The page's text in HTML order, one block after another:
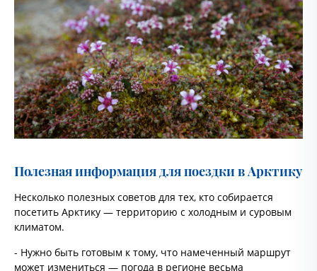
Полезная информация для поездки в Арктику
Несколько полезных советов для тех, кто собирается
посетить Арктику — территорию с холодным и суровым
климатом.
- Нужно быть готовым к тому, что намеченный маршрут
может измениться — погода в регионе весьма